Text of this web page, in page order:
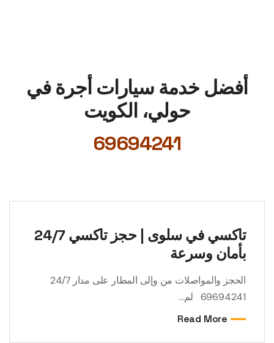
أفضل خدمة سيارات أجرة في
حولي، الكويت
69694241
تاكسي في سلوى | حجز تاكسي 24/7
بأمان وسرعة
الحجز والمواصلات من وإلى المطار على مدار 24/7
69694241 لم...
Read More